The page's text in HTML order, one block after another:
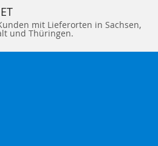
mit Lieferorten in Sachsen,
und Thüringen.